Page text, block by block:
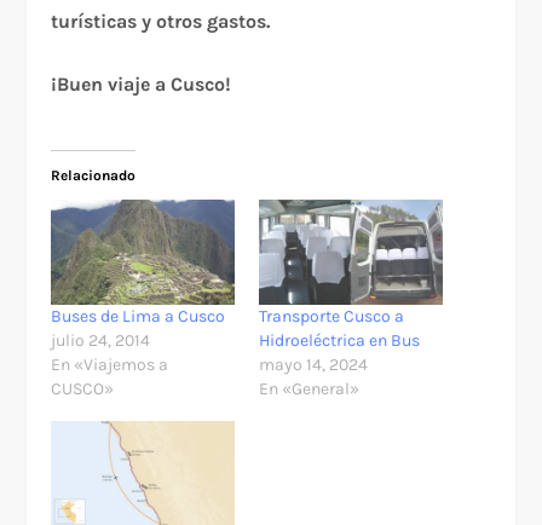
turísticas y otros gastos.
¡Buen viaje a Cusco!
Relacionado
Buses de Lima a Cusco
julio 24, 2014
En «Viajemos a
CUSCO»
Transporte Cusco a
Hidroeléctrica en Bus
mayo 14, 2024
En «General»